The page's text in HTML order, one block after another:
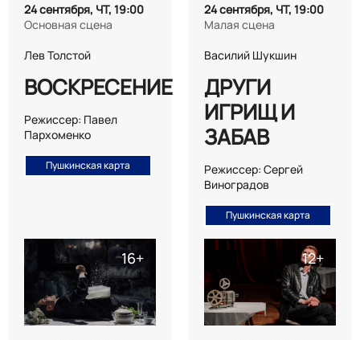
24 сентября, ЧТ, 19:00
Основная сцена
Лев Толстой
ВОСКРЕСЕНИЕ
Режиссер: Павел
Пархоменко
Пушкинская карта
24 сентября, ЧТ, 19:00
Малая сцена
Василий Шукшин
ДРУГИ
ИГРИЩ И
ЗАБАВ
Режиссер: Сергей
Виноградов
Пушкинская карта